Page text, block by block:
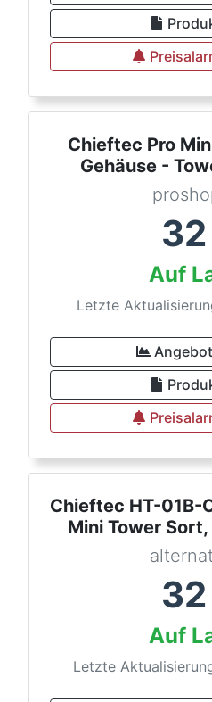
Chieftec Pro
Gehäuse -
32
Auf
Letzte
Chieftec HT-01B-
Mini Tower
32
Auf
Letzte